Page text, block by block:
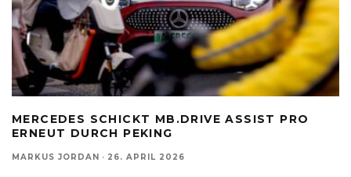
MERCEDES SCHICKT MB.DRIVE ASSIST PRO
ERNEUT DURCH PEKING
MARKUS JORDAN · 26. APRIL 2026